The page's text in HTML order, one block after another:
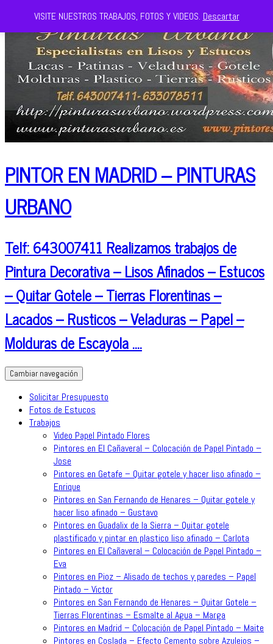
PINTOR EN MADRID – PINTURAS
URBANO
Telf: 643007411 Realizamos trabajos de
Pintura Decorativa – Lisos Afinados – Estucos
– Quitar Gotele – Tierras Florentinas –
Lacados – Rusticos – Veladuras – Papel –
Molduras de Escayola ….
Cambiar navegación
Solicitar Presupuesto
Fotos de Estucos
Trabajos
Video Papel Pintado Flores
Pintores en El Cañaveral – Colocación de Papel Pintado –
Jose
Pintores en Getafe – Quitar gotele y hacer liso afinado –
Enrique
Pintores en San Fernando de Henares – Quitar gotele y
hacer liso afinado – Gustavo
Pintores en Guadalix de la Sierra – Quitar gotele
plastificado y pintar en plastico liso afinado – Carlota
Pintores en El Cañaveral – Colocación de Papel Pintado –
Eva
Pintores en Pioz – Alisado de techos y paredes – Papel
Pintado – Victor
Pintores en San Fernando de Henares – Quitar Gotele –
Tierras Florentinas – Esmalte al Agua – Marga
Pintores en Madrid – Colocación de Papel Pintado – Maite
Pintores en Coslada – Efecto Cemento sobre Azulejos –
VISITE NUESTROS TRABAJOS, FOTOS Y VIDEOS. Descartar